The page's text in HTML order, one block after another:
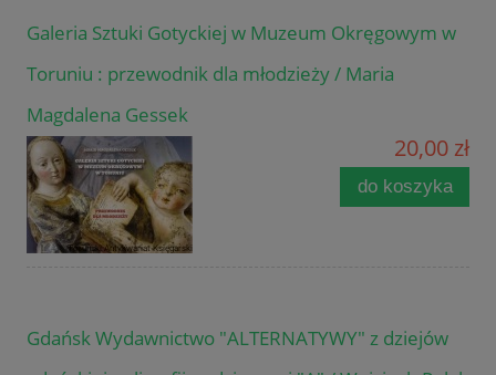
Galeria Sztuki Gotyckiej w Muzeum Okręgowym w
Toruniu : przewodnik dla młodzieży / Maria
Magdalena Gessek
20,00 zł
do koszyka
Gdańsk Wydawnictwo "ALTERNATYWY" z dziejów